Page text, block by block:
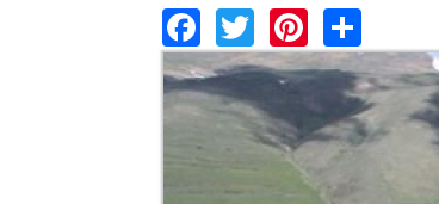
Facebook
TwitterPinterest